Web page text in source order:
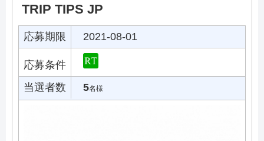
TRIP TIPS JP
応募期限 2021-08-01
応募条件
当選者数
5名様